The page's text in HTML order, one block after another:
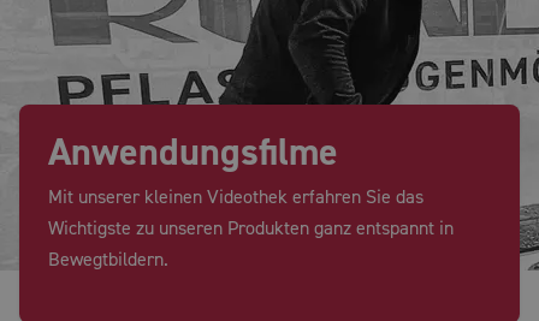
Anwendungsfilme
Mit unserer kleinen Videothek erfahren Sie das
Wichtigste zu unseren Produkten ganz entspannt in
Bewegtbildern.